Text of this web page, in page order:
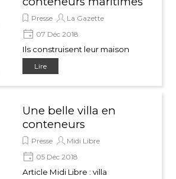
Presse
La Gazette
07 Déc 2018
Ils construisent leur maison
avec des conteneurs
maritimes
Lire
Une belle villa en
conteneurs
Presse
Midi Libre
05 Déc 2018
Article Midi Libre : villa